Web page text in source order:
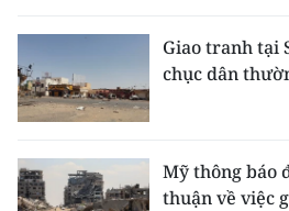
Giao tranh tại
chục dân
Mỹ thông báo
thuận về việc